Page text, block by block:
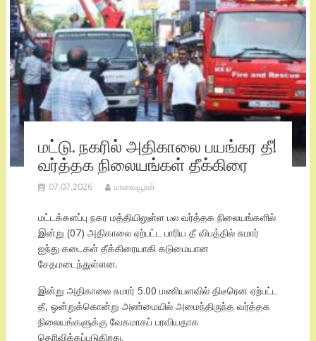
மட்டு. நகரில் அதிகாலை பயங்கர தீ!
வர்த்தக நிலையங்கள் தீக்கிரை
07.07.2026 மாவையூரன்
மட்டக்களப்பு நகர மத்தியிலுள்ள பல வர்த்தக நிலையங்களில்
இன்று (07) அதிகாலை ஏற்பட்ட பாரிய தீ விபத்தில் சுமார்
ஐந்து கடைகள் தீக்கிரையாகி கடுமையான
சேதமடைந்துள்ளன.
இன்று அதிகாலை சுமார் 5.00 மணியளவில் திடீரென ஏற்பட்ட
தீ, ஒன்றுக்கொன்று அண்மையில் அமைந்திருந்த வர்த்தக
நிலையங்களுக்கு வேகமாகப் பரவியதாக
தெரிவிக்கப்படுகிறது.